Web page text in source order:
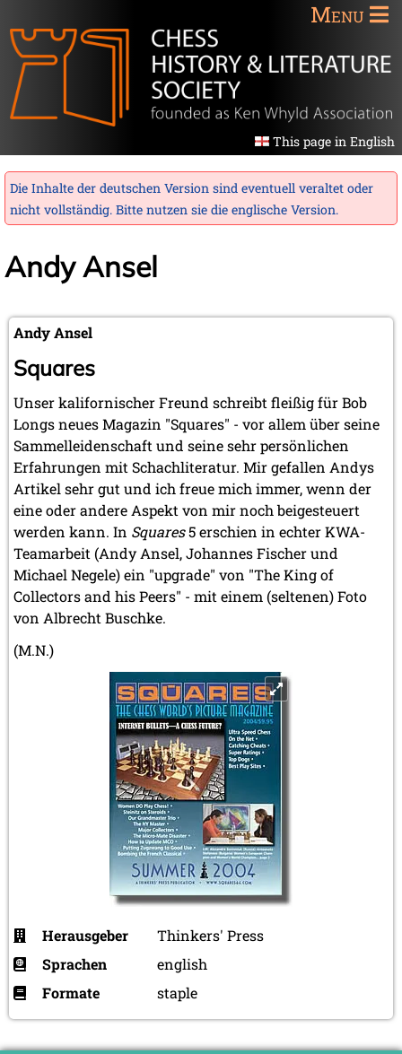
Menu
This page in English
Die Inhalte der deutschen Version sind eventuell veraltet oder
nicht vollständig. Bitte nutzen sie die englische Version.
Andy Ansel
Andy Ansel
Squares
Unser kalifornischer Freund schreibt fleißig für Bob
Longs neues Magazin "Squares" - vor allem über seine
Sammelleidenschaft und seine sehr persönlichen
Erfahrungen mit Schachliteratur. Mir gefallen Andys
Artikel sehr gut und ich freue mich immer, wenn der
eine oder andere Aspekt von mir noch beigesteuert
werden kann. In Squares5 erschien in echter KWA-
Teamarbeit (Andy Ansel, Johannes Fischer und
Michael Negele) ein "upgrade" von "The King of
Collectors and his Peers" - mit einem (seltenen) Foto
von Albrecht Buschke.
(M.N.)
Herausgeber
Thinkers' Press
Sprachen
english
Formate
staple